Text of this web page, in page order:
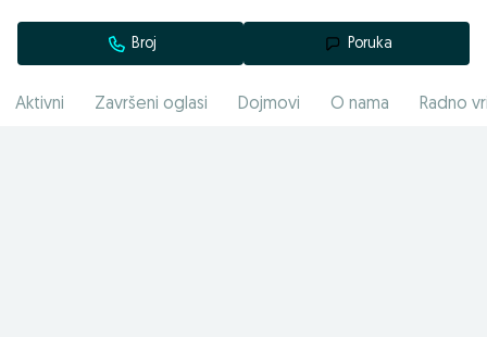
Broj Poruka
Aktivni Završeni oglasi Dojmovi O nama Radno